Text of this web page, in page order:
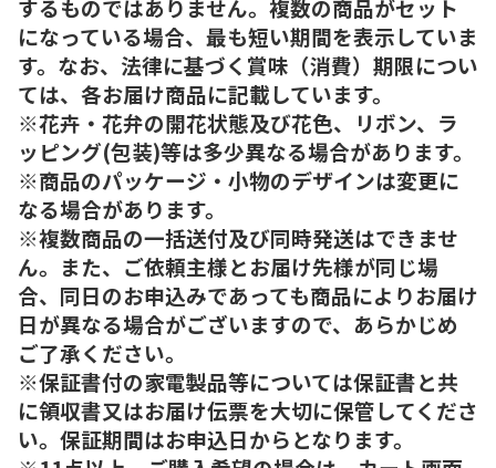
するものではありません。複数の商品がセット
になっている場合、最も短い期間を表示していま
す。なお、法律に基づく賞味（消費）期限につい
ては、各お届け商品に記載しています。
※花卉・花弁の開花状態及び花色、リボン、ラ
ッピング(包装)等は多少異なる場合があります。
※商品のパッケージ・小物のデザインは変更に
なる場合があります。
※複数商品の一括送付及び同時発送はできませ
ん。また、ご依頼主様とお届け先様が同じ場
合、同日のお申込みであっても商品によりお届け
日が異なる場合がございますので、あらかじめ
ご了承ください。
※保証書付の家電製品等については保証書と共
に領収書又はお届け伝票を大切に保管してくださ
い。保証期間はお申込日からとなります。